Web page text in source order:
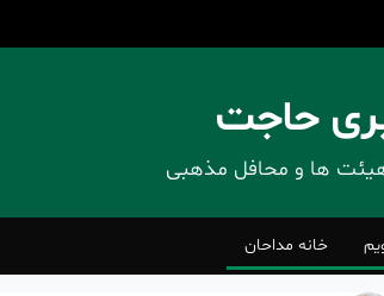
حاجت
هیئت ها و محافل مذهبی
خانه مداحان